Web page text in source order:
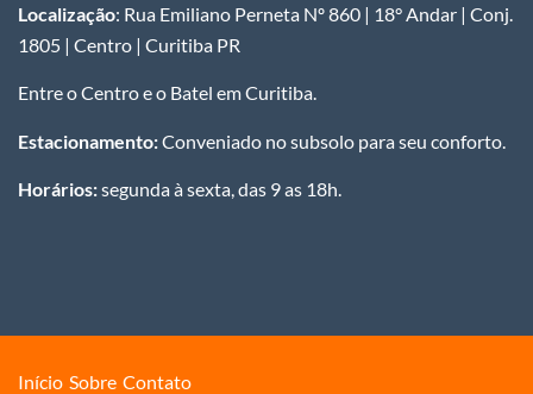
Localização: Rua Emiliano Perneta Nº 860 | 18° Andar | Conj.
1805 | Centro | Curitiba PR
Entre o Centro e o Batel em Curitiba.
Estacionamento:Conveniado no subsolo para seu conforto.
Horários:segunda à sexta, das 9 as 18h.
Início Sobre Contato